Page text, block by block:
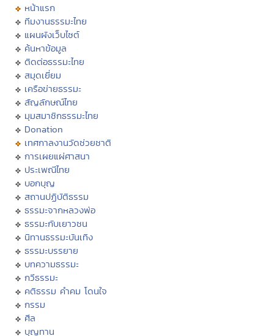
หน้าแรก
ทีมงานธรรมะไทย
แผนผังเว็บไซต์
ค้นหาข้อมูล
ติดต่อธรรมะไทย
สมุดเยี่ยม
เครือข่ายธรรมะ
สัญลักษณ์ไทย
มุมสมาชิกธรรมะไทย
Donation
เทศกาลงานวัดช่วยชาติ
การเผยแผ่ศาสนา
ประเพณีไทย
บอกบุญ
สถานปฏิบัติธรรม
ธรรมะจากหลวงพ่อ
ธรรมะกับเยาวชน
นิทานธรรมะบันเทิง
ธรรมะบรรยาย
บทความธรรมะ
กวีธรรมะ
คติธรรม คำคม โดนใจ
กรรม
ศีล
บุญทาน